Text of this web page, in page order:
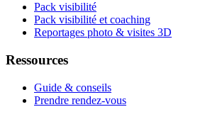
Pack visibilité
Pack visibilité et coaching
Reportages photo & visites 3D
Ressources
Guide & conseils
Prendre rendez-vous